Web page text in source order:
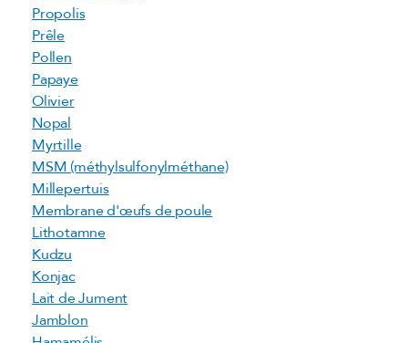
Propolis
Prêle
Pollen
Papaye
Olivier
Nopal
Myrtille
MSM (méthylsulfonylméthane)
Millepertuis
Membrane d'œufs de poule
Lithotamne
Kudzu
Konjac
Lait de Jument
Jamblon